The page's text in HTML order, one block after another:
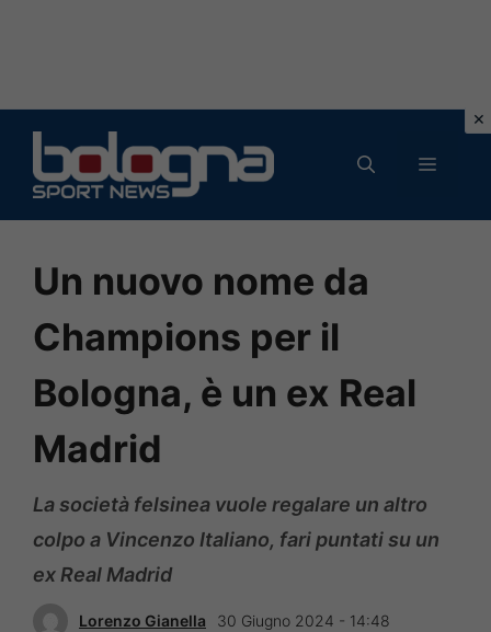
contenuto
MENU
Un nuovo nome da
Champions per il
Bologna, è un ex Real
Madrid
La società felsinea vuole regalare un altro
colpo a Vincenzo Italiano, fari puntati su un
ex Real Madrid
Lorenzo Gianella 30 Giugno 2024 - 14:48